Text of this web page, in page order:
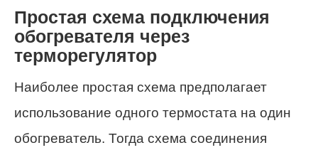
Простая схема подключения
обогревателя через
терморегулятор
Наиболее простая схема предполагает
использование одного термостата на один
обогреватель. Тогда схема соединения